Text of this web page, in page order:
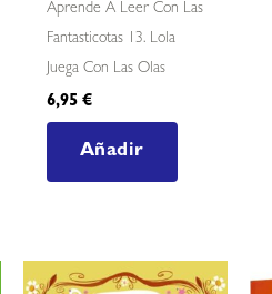
Aprende A Leer Con Las
Fantasticotas 13. Lola
Juega Con Las Olas
6,95 €
Añadir